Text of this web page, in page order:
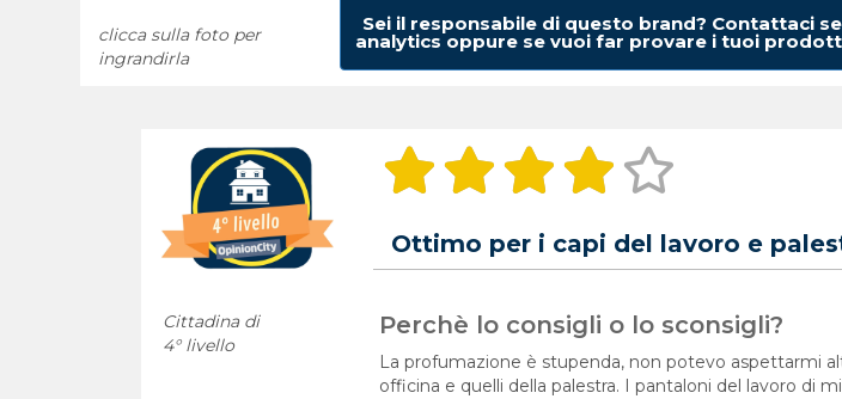
clicca sulla foto per
ingrandirla
Sei il responsabile di questo brand? Contattaci
analytics oppure se vuoi far provare i tuoi
Cittadina di
4° livello
Ottimo per i capi del lavoro e
Perchè lo consigli o lo sconsigli?
La profumazione è stupenda, non potevo aspettarmi
officina e quelli della palestra. I pantaloni del lavoro di